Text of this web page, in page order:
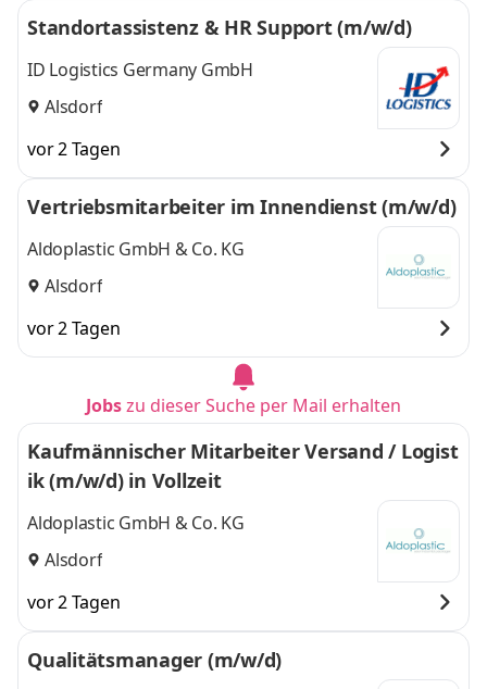
Standortassistenz & HR Support (m/w/d)
ID Logistics Germany GmbH
Alsdorf
vor 2 Tagen
Vertriebsmitarbeiter im Innendienst (m/w/d)
Aldoplastic GmbH & Co. KG
Alsdorf
vor 2 Tagen
Jobszu dieser Suche per Mail erhalten
Kaufmännischer Mitarbeiter Versand / Logist
ik (m/w/d) in Vollzeit
Aldoplastic GmbH & Co. KG
Alsdorf
vor 2 Tagen
Qualitätsmanager (m/w/d)